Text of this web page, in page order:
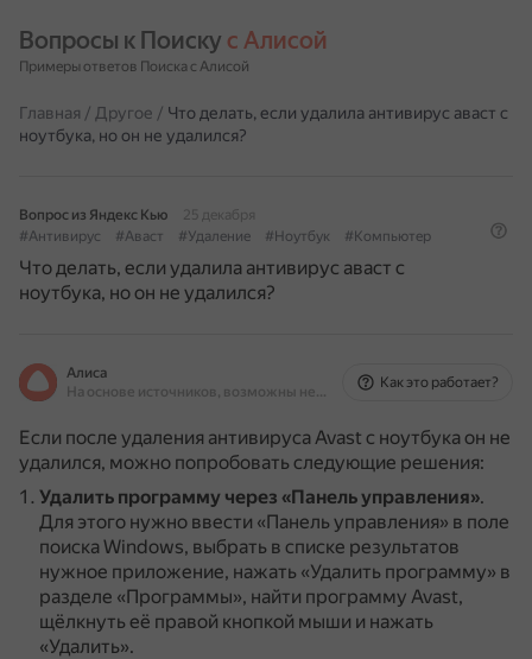
Вопросы к Поиску с Алисой
Примеры ответов Поиска с Алисой
Главная / Другое / Что делать, если удалила антивирус аваст с
ноутбука, но он не удалился?
Вопрос из Яндекс Кью
25 декабря
#Антивирус
#Аваст #Удаление #Ноутбук #Компьютер
Что делать, если удалила антивирус аваст с
ноутбука, но он не удалился?
Алиса
На основе источников, возможны неточности
Как это работает?
Если после удаления антивируса Avast с ноутбука он не
удалился, можно попробовать следующие решения:
Удалить программу через «Панель управления».
Для этого нужно ввести «Панель управления» в поле
поиска Windows, выбрать в списке результатов
нужное приложение, нажать «Удалить программу» в
разделе «Программы», найти программу Avast,
щёлкнуть её правой кнопкой мыши и нажать
«Удалить».